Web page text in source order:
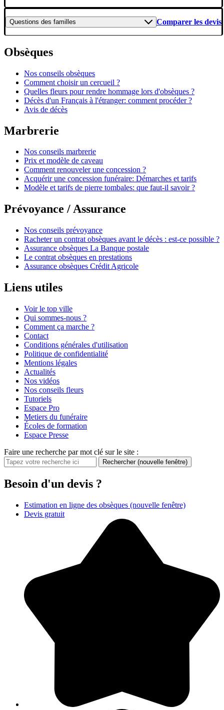
Questions des familles Comparer les devis
Obsèques
Nos conseils obsèques
Comment choisir un cercueil ?
Quelles fleurs pour rendre hommage lors d'obsèques ?
Décès d'un Français à l'étranger: comment procéder ?
Avis de décès
Marbrerie
Nos conseils marbrerie
Prix et modèle de caveau
Comment renouveler une concession ?
Acquérir une concession funéraire: Démarches et tarifs
Modèle et tarifs de pierre tombales: que faut-il savoir ?
Prévoyance / Assurance
Nos conseils prévoyance
Racheter un contrat obsèques avant le décès : est-ce possible ?
Assurance obsèques La Banque postale
Le contrat obsèques en prestations
Assurance obsèques Crédit Agricole
Liens utiles
Voir le top ville
Qui sommes-nous ?
Comment ça marche ?
Contact
Conditions générales d'utilisation
Politique de confidentialité
Mentions légales
Actualités
Nos vidéos
Nos conseils fleurs
Tutoriels
Espace Pro
Metiers du funéraire
Écoles de formation
Espace Presse
Faire une recherche par mot clé sur le site :
Rechercher (nouvelle fenêtre)
Besoin d'un devis ?
Estimation en ligne des obsèques (nouvelle fenêtre)
Devis gratuit